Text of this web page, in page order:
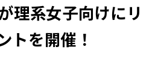
理系女子向けにリ
トを開催！